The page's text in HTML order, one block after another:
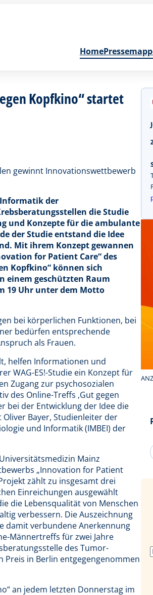
Home
Kopfkino“ startet
gewinnt Innovationswettbewerb
der
die Studie
und Konzepte für die ambulante
der Studie entstand die Idee
Mit ihrem Konzept gewannen
for Patient Care“ des
Kopfkino“ können sich
einem geschützten Raum
19 Uhr unter dem Motto
bei körperlichen Funktionen, bei
bedürfen entsprechende
als Frauen.
helfen Informationen und
WAG-ES!-Studie ein Konzept für
Zugang zur psychosozialen
des Online-Treffs ‚Gut gegen
bei der Entwicklung der Idee die
Oliver Bayer, Studienleiter der
und Informatik (IMBEI) der
Mainz
„Innovation for Patient
zählt zu insgesamt drei
Einreichungen ausgewählt
die Lebensqualität von Menschen
verbessern. Die Auszeichnung
damit verbundene Anerkennung
Männertreffs für zwei Jahre
des Tumor-
Preis in Berlin entgegengenommen
an jedem letzten Donnerstag im